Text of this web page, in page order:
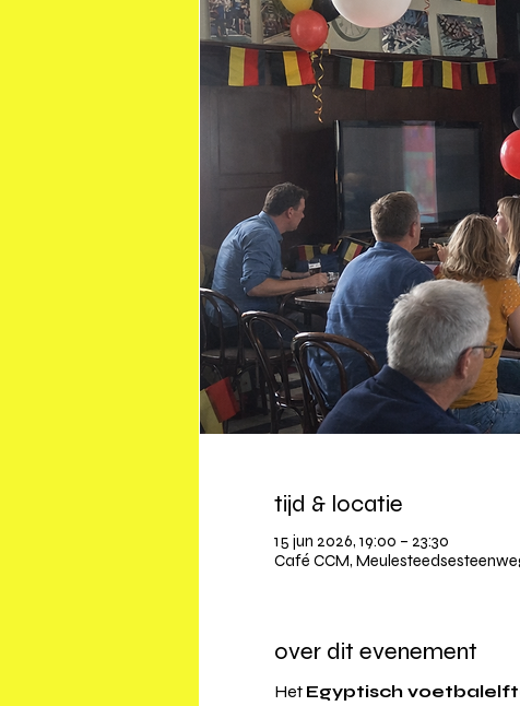
tijd & locatie
15 jun 2026, 19:00 – 23:30
Café CCM,
over dit evenement
Het Egyptisch